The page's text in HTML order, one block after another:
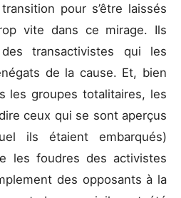
pour s’être laissés
vite dans ce mirage. Ils
transactivistes qui les
de la cause. Et, bien
les groupes totalitaires, les
ceux qui se sont aperçus
ils étaient embarqués)
les foudres des activistes
des opposants à la